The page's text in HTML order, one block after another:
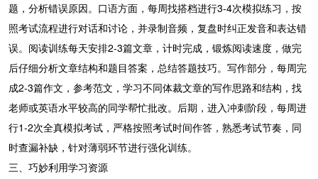
题，分析错误原因。口语方面，每周找搭档进行3-4次模拟练习，按
照考试流程进行对话和讨论，并录制音频，复盘时纠正发音和表达错
误。阅读训练每天安排2-3篇文章，计时完成，锻炼阅读速度，做完
后仔细分析文章结构和题目答案，总结答题技巧。写作部分，每周完
成2-3篇作文，参考范文，学习不同体裁文章的写作思路和结构，找
老师或英语水平较高的同学帮忙批改。后期，进入冲刺阶段，每周进
行1-2次全真模拟考试，严格按照考试时间作答，熟悉考试节奏，同
时查漏补缺，针对薄弱环节进行强化训练。
三、巧妙利用学习资源